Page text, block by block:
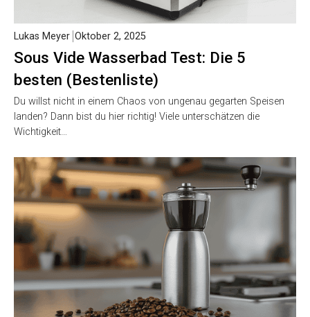
Sous Vide Wasserbad Test: Die 5
besten (Bestenliste)
Lukas Meyer Oktober 2, 2025
Du willst nicht in einem Chaos von ungenau gegarten Speisen
landen? Dann bist du hier richtig! Viele unterschätzen die
Wichtigkeit…